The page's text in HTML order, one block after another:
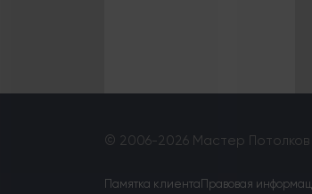
© 2006-2026 Мастер Потолков
Памятка клиента Правовая